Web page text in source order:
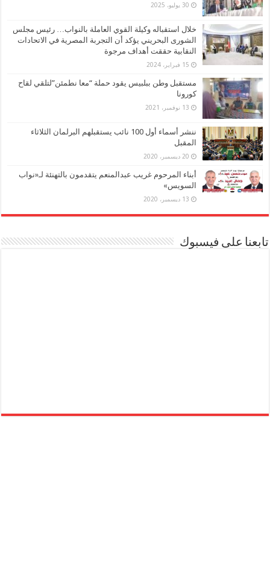
30 يوليو، 2025
خلال استقباله وكيلة القوي العاملة بالنواب… رئيس مجلس
الشورى البحريني يؤكد أن التجربة المصرية في الاتحادات
النقابية حققت أهداف مرجوة
15 فبراير، 2024
مستقبل وطن ببلبيس يقود حملة “معا نطمئن”لتلقي لقاح
كورونا
13 نوفمبر، 2021
ننشر أسماء أول 100 نائب يستقبلهم البرلمان الثلاثاء
المقبل
20 ديسمبر، 2020
أبناء المرحوم غريب عبدالمنعم يتقدمون بالتهنئة لـ«نواب
السويس»
13 ديسمبر، 2020
تابعنا على فيسبوك